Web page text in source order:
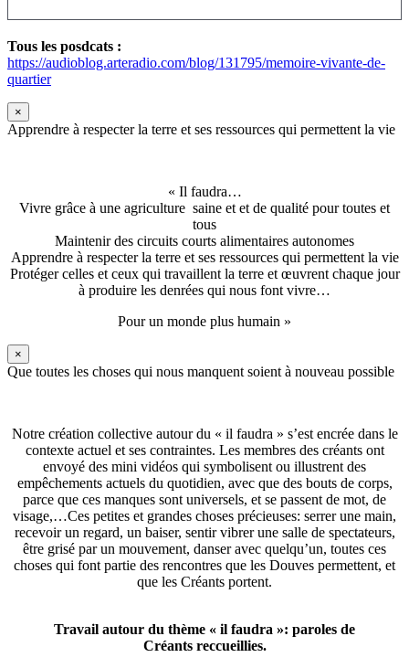
Tous les posdcats :
https://audioblog.arteradio.com/blog/131795/memoire-vivante-de-
quartier
×
Apprendre à respecter la terre et ses ressources qui permettent la vie
« Il faudra…
Vivre grâce à une agriculture saine et et de qualité pour toutes et
tous
Maintenir des circuits courts alimentaires autonomes
Apprendre à respecter la terre et ses ressources qui permettent la vie
Protéger celles et ceux qui travaillent la terre et œuvrent chaque jour
à produire les denrées qui nous font vivre…
Pour un monde plus humain »
×
Que toutes les choses qui nous manquent soient à nouveau possible
Notre création collective autour du « il faudra » s’est encrée dans le
contexte actuel et ses contraintes. Les membres des créants ont
envoyé des mini vidéos qui symbolisent ou illustrent des
empêchements actuels du quotidien, avec que des bouts de corps,
parce que ces manques sont universels, et se passent de mot, de
visage,…Ces petites et grandes choses précieuses: serrer une main,
recevoir un regard, un baiser, sentir vibrer une salle de spectateurs,
être grisé par un mouvement, danser avec quelqu’un, toutes ces
choses qui font partie des rencontres que les Douves permettent, et
que les Créants portent.
Travail autour du thème « il faudra »: paroles de
Créants reccueillies.